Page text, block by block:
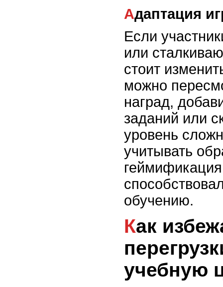
Адаптация
Если
или
стоит
можно
наград,
заданий или
уровень
учитывать
обучению.
Как избежать
учебную